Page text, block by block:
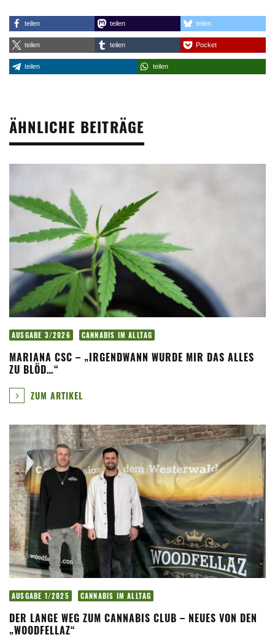
teilen teilen teilen
teilen teilen Pocket
teilen teilen
ÄHNLICHE BEITRÄGE
AUSGABE 3/2026 CANNABIS IM ALLTAG
MARIANA CSC – „IRGENDWANN WURDE MIR DAS ALLES
ZU BLÖD…“
ZUM ARTIKEL
AUSGABE 1/2025 CANNABIS IM ALLTAG
DER LANGE WEG ZUM CANNABIS CLUB – NEUES VON DEN
„WOODFELLAZ“